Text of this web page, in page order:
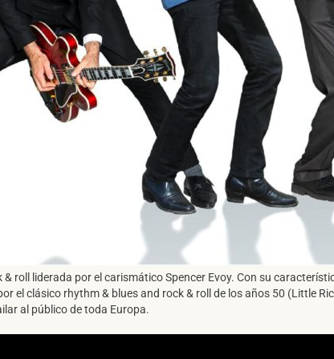
roll liderada por el carismático Spencer Evoy. Con su
el clásico rhythm & blues and rock & roll de los años 50 (Little
al público de toda Europa.
SUSCRÍBETE A NUESTRO BOLETÍN
Política de Privacidad Nota
DARME DE ALTA